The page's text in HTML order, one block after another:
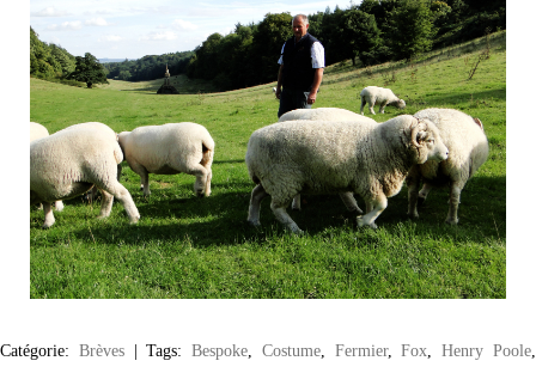
Catégorie: Brèves |Tags:Bespoke Costume, Fermier,Fox ,Henry Poole